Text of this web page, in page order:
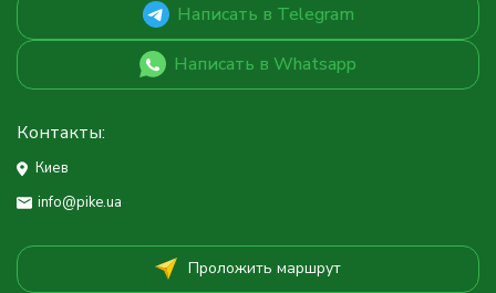
Написать в Telegram
Написать в Whatsapp
Контакты:
Киев
info@pike.ua
Проложить маршрут